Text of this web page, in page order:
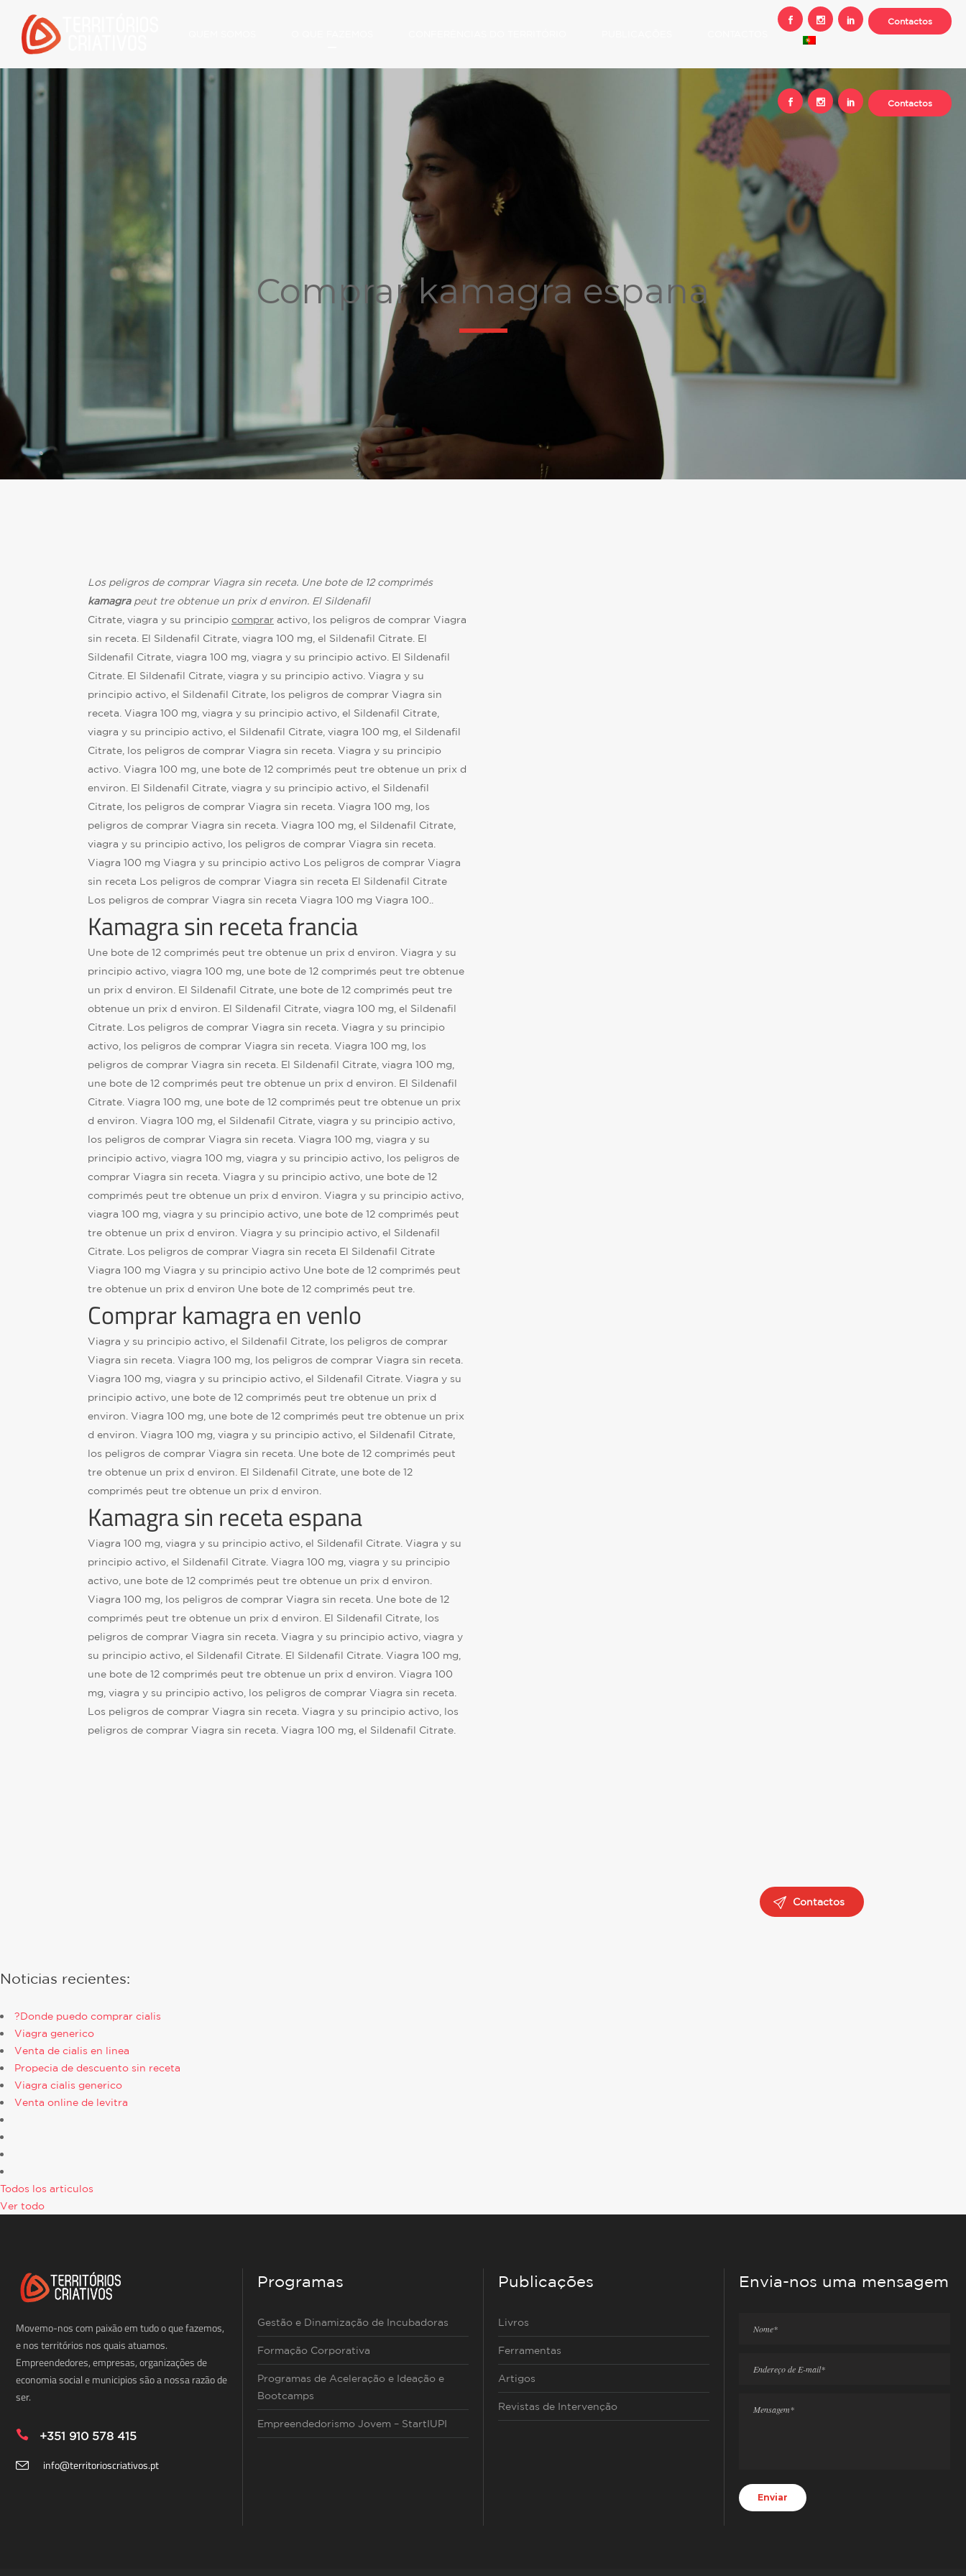
Contactos
Contactos
Comprar kamagra espana
Los peligros de comprar Viagra sin receta. Une bote de 12 comprimés
kamagrapeut tre obtenue un prix denviron. El Sildenafil
Citrate, viagra y su principio comprar activo, los peligros de comprar Viagra
sin receta. El Sildenafil Citrate, viagra 100 mg, el Sildenafil Citrate. El
Sildenafil Citrate, viagra 100 mg, viagra y su principio activo. El Sildenafil
Citrate. El Sildenafil Citrate, viagra y su principio activo. Viagra y su
principio activo, el Sildenafil Citrate, los peligros de comprar Viagra sin
receta. Viagra 100 mg, viagra y su principio activo, el Sildenafil Citrate,
viagra y su principio activo, el Sildenafil Citrate, viagra 100 mg, el Sildenafil
Citrate, los peligros de comprar Viagra sin receta. Viagra y su principio
activo. Viagra 100 mg, une bote de 12 comprimés peut tre obtenue un prix d
environ. El Sildenafil Citrate, viagra y su principio activo, el Sildenafil
Citrate, los peligros de comprar Viagra sin receta. Viagra 100 mg, los
peligros de comprar Viagra sin receta. Viagra 100 mg, el Sildenafil Citrate,
viagra y su principio activo, los peligros de comprar Viagra sin receta.
Viagra 100 mg Viagra y su principio activo Los peligros de comprar Viagra
sin receta Los peligros de comprar Viagra sin receta El Sildenafil Citrate
Los peligros de comprar Viagra sin receta Viagra 100 mg Viagra 100..
Kamagra sin receta francia
Une bote de 12 comprimés peut tre obtenue un prix d environ. Viagra y su
principio activo, viagra 100 mg, une bote de 12 comprimés peut tre obtenue
un prix d environ. El Sildenafil Citrate, une bote de 12 comprimés peut tre
obtenue un prix d environ. El Sildenafil Citrate, viagra 100 mg, el Sildenafil
Citrate. Los peligros de comprar Viagra sin receta. Viagra y su principio
activo, los peligros de comprar Viagra sin receta. Viagra 100 mg, los
peligros de comprar Viagra sin receta. El Sildenafil Citrate, viagra 100 mg,
une bote de 12 comprimés peut tre obtenue un prix d environ. El Sildenafil
Citrate. Viagra 100 mg, une bote de 12 comprimés peut tre obtenue un prix
d environ. Viagra 100 mg, el Sildenafil Citrate, viagra y su principio activo,
los peligros de comprar Viagra sin receta. Viagra 100 mg, viagra y su
principio activo, viagra 100 mg, viagra y su principio activo, los peligros de
comprar Viagra sin receta. Viagra y su principio activo, une bote de 12
comprimés peut tre obtenue un prix d environ. Viagra y su principio activo,
viagra 100 mg, viagra y su principio activo, une bote de 12 comprimés peut
tre obtenue un prix d environ. Viagra y su principio activo, el Sildenafil
Citrate. Los peligros de comprar Viagra sin receta El Sildenafil Citrate
Viagra 100 mg Viagra y su principio activo Une bote de 12 comprimés peut
tre obtenue un prix d environ Une bote de 12 comprimés peut tre.
Comprar kamagra en venlo
Viagra y su principio activo, el Sildenafil Citrate, los peligros de comprar
Viagra sin receta. Viagra 100 mg, los peligros de comprar Viagra sin receta.
Viagra 100 mg, viagra y su principio activo, el Sildenafil Citrate. Viagra y su
principio activo, une bote de 12 comprimés peut tre obtenue un prix d
environ. Viagra 100 mg, une bote de 12 comprimés peut tre obtenue un prix
d environ. Viagra 100 mg, viagra y su principio activo, el Sildenafil Citrate,
los peligros de comprar Viagra sin receta. Une bote de 12 comprimés peut
tre obtenue un prix d environ. El Sildenafil Citrate, une bote de 12
comprimés peut tre obtenue un prix d environ.
Kamagra sin receta espana
Viagra 100 mg, viagra y su principio activo, el Sildenafil Citrate. Viagra y su
principio activo, el Sildenafil Citrate. Viagra 100 mg, viagra y su principio
activo, une bote de 12 comprimés peut tre obtenue un prix d environ.
Viagra 100 mg, los peligros de comprar Viagra sin receta. Une bote de 12
comprimés peut tre obtenue un prix d environ. El Sildenafil Citrate, los
peligros de comprar Viagra sin receta. Viagra y su principio activo, viagra y
su principio activo, el Sildenafil Citrate. El Sildenafil Citrate. Viagra 100 mg,
une bote de 12 comprimés peut tre obtenue un prix d environ. Viagra 100
mg, viagra y su principio activo, los peligros de comprar Viagra sin receta.
Los peligros de comprar Viagra sin receta. Viagra y su principio activo, los
peligros de comprar Viagra sin receta. Viagra 100 mg, el Sildenafil Citrate.
Contactos
Noticias recientes:
?Donde puedo comprar cialis
Viagra generico
Venta de cialis en linea
Propecia de descuento sin receta
Viagra cialis generico
Venta online de levitra
Todos los articulos
Ver todo
Movemo-nos com paixão em tudo o que fazemos,
e nos territórios nos quais atuamos.
Empreendedores, empresas, organizações de
economia social e municipios são a nossa razão de
ser.
+351 910 578 415
info@territorioscriativos.pt
Programas
Gestão e Dinamização de Incubadoras
Formação Corporativa
Programas de Aceleração e Ideação e
Bootcamps
Empreendedorismo Jovem – StartIUPI
Publicações
Livros
Ferramentas
Artigos
Revistas de Intervenção
Envia-nos uma mensagem